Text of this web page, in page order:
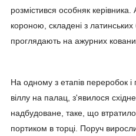
розмістився особняк керівника.
короною, складені з латинських
проглядають на ажурних
На одному з етапів переробок
віллу на палац, з'явилося
надбудоване, таке, що
портиком в торці. Поруч